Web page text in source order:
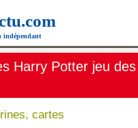
indépendant
Harry Potter jeu des
cartes